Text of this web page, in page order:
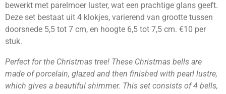
bewerkt met parelmoer luster, wat een prachtige glans geeft.
Deze set bestaat uit 4 klokjes, varierend van grootte tussen
doorsnede 5,5 tot 7 cm, en hoogte 6,5 tot 7,5 cm. €10 per
stuk.
Perfect for the Christmas tree! These Christmas bells are
made of porcelain, glazed and then finished with pearl lustre,
which gives a beautiful shimmer. This set consists of 4 bells,